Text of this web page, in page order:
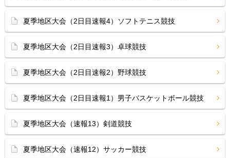
夏季地区大会（2日目速報4）ソフトテニス競技
夏季地区大会（2日目速報3）卓球競技
夏季地区大会（2日目速報2）野球競技
夏季地区大会（2日目速報1）男子バスケットボール競技
夏季地区大会（速報13）剣道競技
夏季地区大会（速報12）サッカー競技